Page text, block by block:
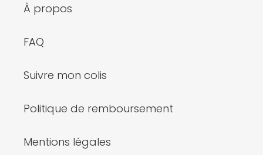
À propos
FAQ
Suivre mon colis
Politique de remboursement
Mentions légales